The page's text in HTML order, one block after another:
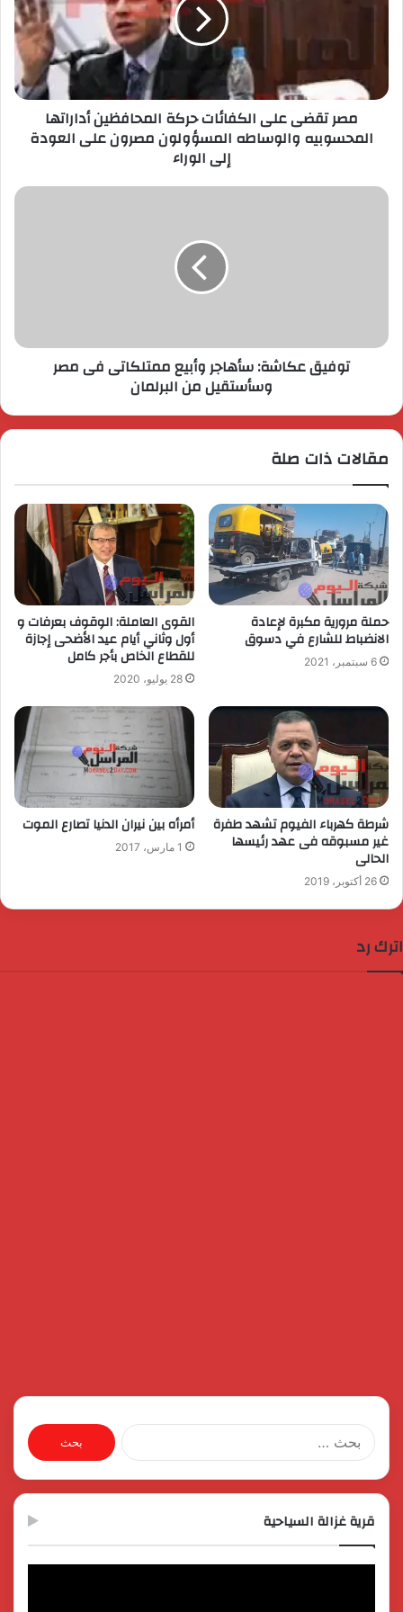
مصر تقضى على الكفائات حركة المحافظين أداراتها
المحسوبيه والوساطه المسؤولون مصرون على العودة
إلى الوراء
توفيق عكاشة: سأهاجر وأبيع ممتلكاتى فى مصر
وسأستقيل من البرلمان
مقالات ذات صلة
حملة مرورية مكبرة لإعادة
الانضباط للشارع في دسوق
6 سبتمبر، 2021
القوى العاملة: الوقوف بعرفات و
أول وثاني أيام عيد الأضحى إجازة
للقطاع الخاص بأجر كامل
28 يوليو، 2020
شرطة كهرباء الفيوم تشهد طفرة
غير مسبوقه فى عهد رئيسها
الحالى
26 أكتوبر، 2019
أمرأه بين نيران الدنيا تصارع الموت
1 مارس، 2017
اترك رد
البحث
عن:
قرية غزالة السياحية